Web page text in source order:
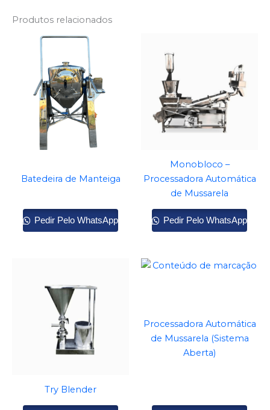
Produtos relacionados
Batedeira de Manteiga
Pedir Pelo WhatsApp
Monobloco –
Processadora Automática
de Mussarela
Pedir Pelo WhatsApp
Try Blender
Processadora Automática
de Mussarela (Sistema
Aberta)